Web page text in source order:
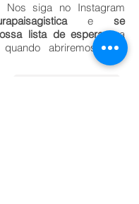
Nos siga no Instagram
e se
lista de esperapra
abriremos uma